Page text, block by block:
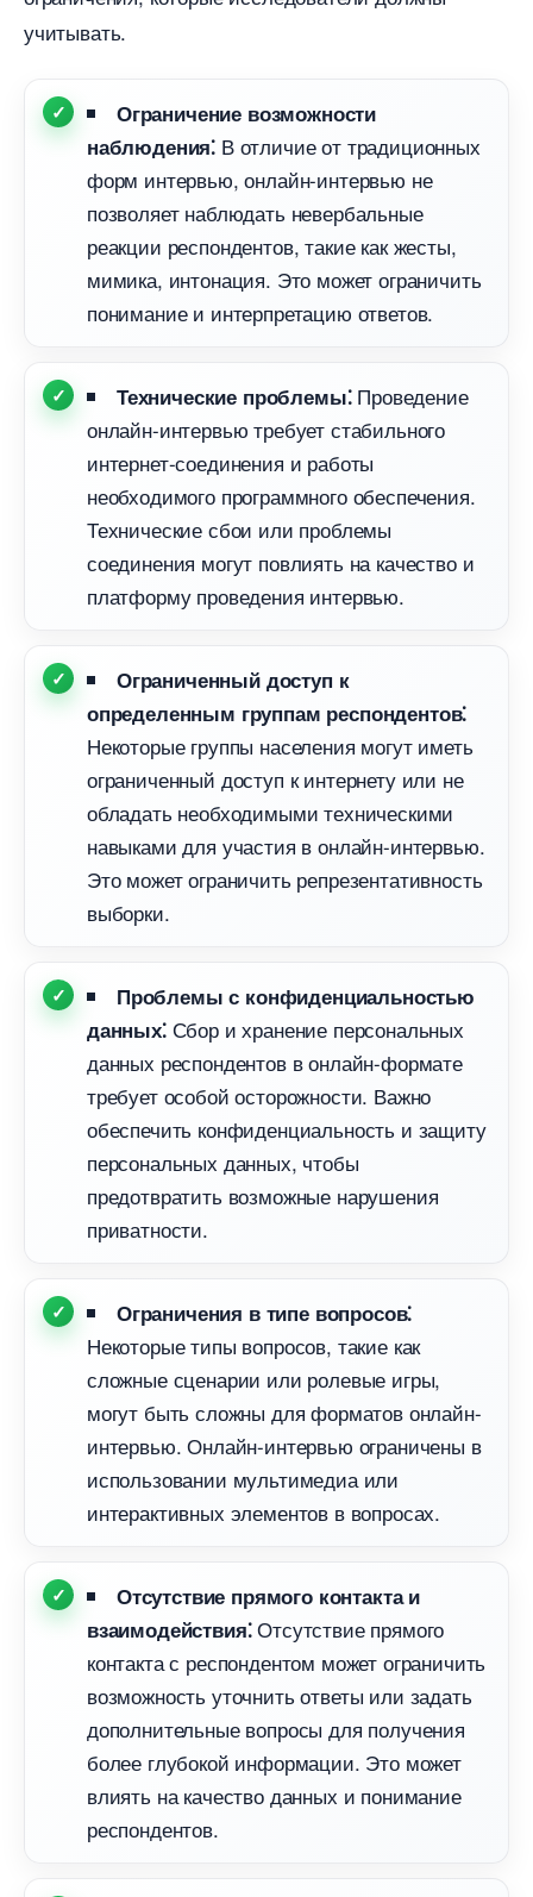
учитывать.​
Ограничение возможности
наблюдения⁚ отличие от традиционных
форм интервью, онлайн-интервью не
позволяет наблюдать невербальные
реакции респондентов, такие как жесты,
мимика, интонация.​ Это может ограничить
понимание и интерпретацию ответов.​
Технические проблемы⁚Проведение
онлайн-интервью требует стабильного
интернет-соединения и работы
необходимого программного обеспечения.
Технические сбои или проблемы
соединения могут повлиять на качество и
платформу проведения интервью.​
Ограниченный доступ к
определенным группам респондентов⁚
Некоторые группы населения могут иметь
ограниченный доступ к интернету или не
обладать необходимыми техническими
навыками для участия в онлайн-интервью.​
Это может ограничить репрезентативность
ыборки.​
Проблемы с конфиденциальностью
данных⁚Сбор и хранение персональных
данных респондентов в онлайн-формате
требует особой осторожности.​ Важно
обеспечить конфиденциальность и защиту
персональных данных, чтобы
предотвратить возможные нарушения
приватности.​
Ограничения в типе вопросов⁚
Некоторые типы вопросов, такие как
сложные сценарии или ролевые игры,
могут быть сложны для форматов онлайн-
интервью.​ Онлайн-интервью ограничены
использовании мультимедиа или
интерактивных элементов в вопросах.​
Отсутствие прямого контакта и
заимодействия⁚Отсутствие прямого
контакта с респондентом может ограничить
озможность уточнить ответы или задать
дополнительные вопросы для получения
олее глубокой информации.​ Это может
лиять на качество данных и понимание
респондентов.